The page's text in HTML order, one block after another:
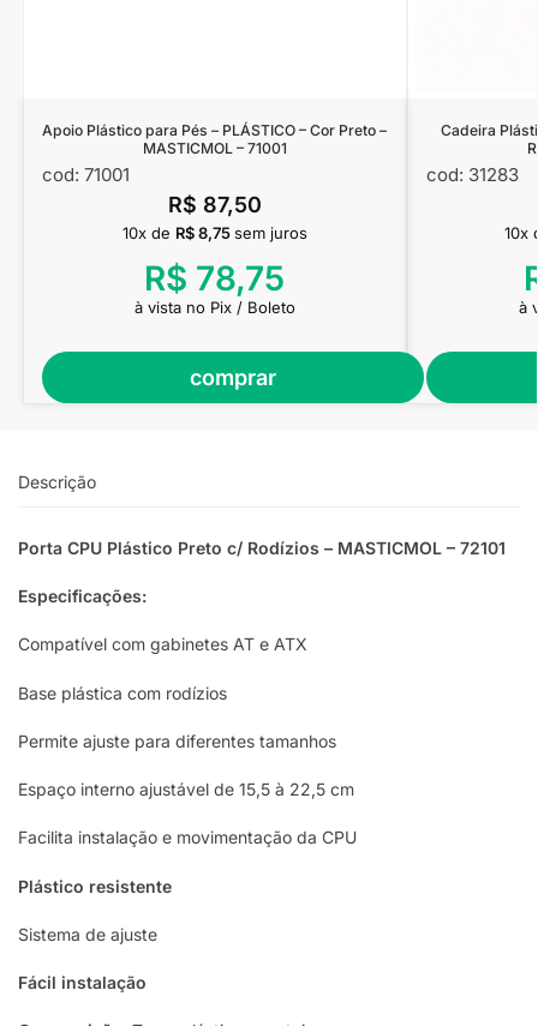
Apoio Plástico para Pés – PLÁSTICO – Cor Preto –
MASTICMOL – 71001
cod: 71001
R$ 87,50
comprar
10x de R$8,75 sem juros
R$ 78,75
à vista no Pix / Boleto
Cadeira
cod: 31283
10x
à
Descrição
Porta CPU Plástico Preto c/ Rodízios – MASTICMOL – 72101
Especificações:
Compatível com gabinetes AT e ATX
Base plástica com rodízios
Permite ajuste para diferentes tamanhos
Espaço interno ajustável de 15,5 à 22,5 cm
Facilita instalação e movimentação da CPU
Plástico resistente
Sistema de ajuste
Fácil instalação